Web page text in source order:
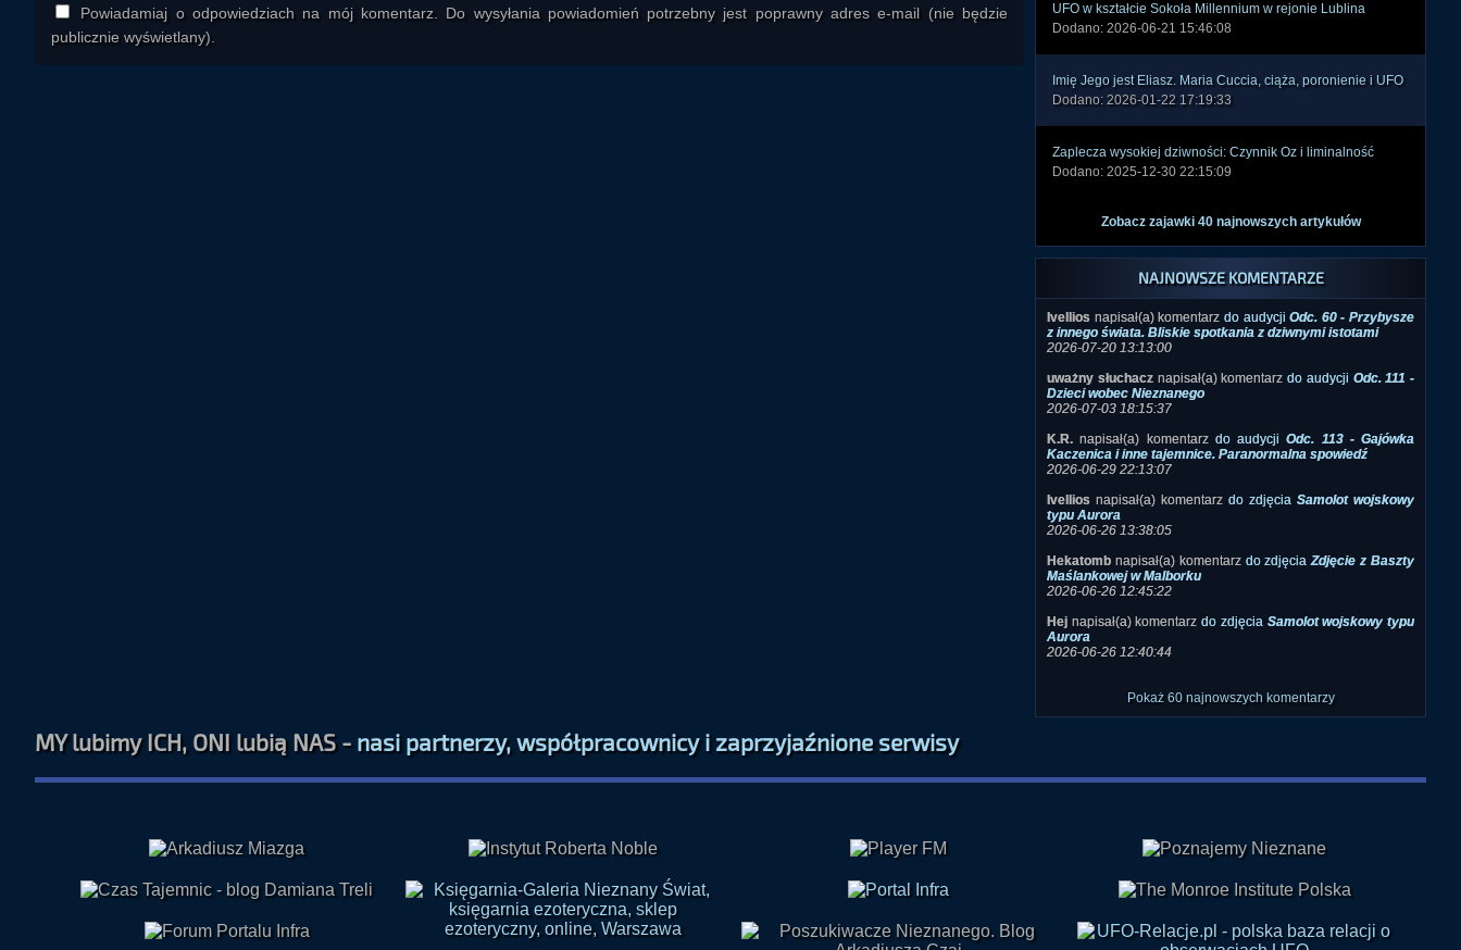
Powiadamiaj o odpowiedziach na mój komentarz. Do wysyłania powiadomień potrzebny jest poprawny adres e-mail (nie będzie
publicznie wyświetlany).
UFO w kształcie Sokoła Millennium w rejonie Lublina
Dodano: 2026-06-21 15:46:08
Imię Jego jest Eliasz. Maria Cuccia, ciąża, poronienie i UFO
Dodano: 2026-01-22 17:19:33
Zaplecza wysokiej dziwności: Czynnik Oz i liminalność
Dodano: 2025-12-30 22:15:09
Zobacz zajawki 40 najnowszych artykułów
NAJNOWSZE KOMENTARZE
Ivellios napisał(a) komentarz do audycjiOdc. 60 - Przybysze
z innego świata. Bliskie spotkania z dziwnymi istotami
2026-07-20 13:13:00
uważny słuchacznapisał(a) komentarz do audycji Odc. 111 -
Dzieci wobec Nieznanego
2026-07-03 18:15:37
K.R.napisał(a) komentarz do audycjiOdc. 113 - Gajówka
Kaczenica i inne tajemnice. Paranormalna spowiedź
2026-06-29 22:13:07
Ivellios napisał(a) komentarz do zdjęcia Samolot wojskowy
typu Aurora
2026-06-26 13:38:05
Hekatomb napisał(a) komentarz do zdjęciaZdjęcie z Baszty
Maślankowej w Malborku
2026-06-26 12:45:22
Hej napisał(a) komentarzdo zdjęcia Samolot wojskowy typu
Aurora
2026-06-26 12:40:44
Pokaż 60 najnowszych komentarzy
MY lubimy ICH, ONI lubią NAS -nasi partnerzy, współpracownicy i zaprzyjaźnione serwisy